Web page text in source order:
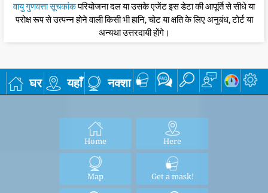
वायु गुणवत्ता सूचकांकपरियोजना दल या उसके एजेंट इस डेटा की आपूर्ति से सीधे या
परोक्ष रूप से उत्पन्न होने वाली किसी भी हानि, चोट या क्षति के लिए अनुबंध, टोर्ट या
अन्यथा उत्तरदायी होंगे।
घर यहाँ नक्शा
Home Here
Map Get a mask!